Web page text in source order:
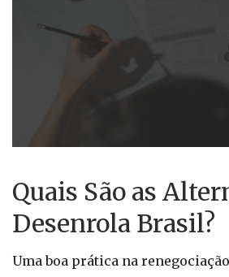
Quais São as
Desenrola Brasil?
Uma boa prática na